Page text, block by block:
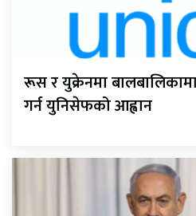
रूस र युक्रेनमा
गर्न युनिसेफको आह्वान